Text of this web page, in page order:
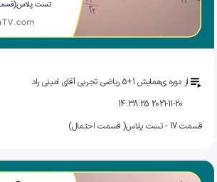
از دوره یهمایش 1+5 ریاضی تجربی آقای امینی راد
2021-11-20 14:38:25
قسمت 17 - تست پلاس( قسمت احتمال)